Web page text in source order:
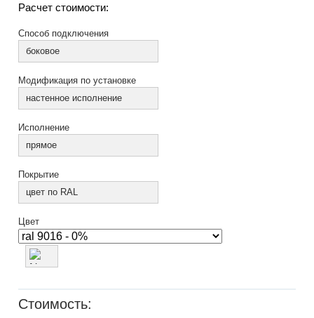
Расчет стоимости:
Способ подключения
боковое
Модификация по установке
настенное исполнение
Исполнение
прямое
Покрытие
цвет по RAL
Цвет
Стоимость: